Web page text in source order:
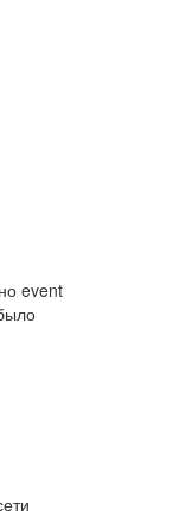
event